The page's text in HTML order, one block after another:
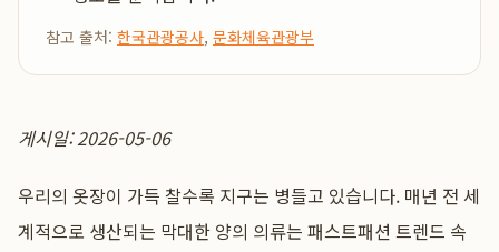
참고 출처: 한국관광공사, 문화체육관광부
게시일: 2026-05-06
우리의 옷장이 가득 찰수록 지구는 병들고 있습니다. 매년 전 세
계적으로 생산되는 막대한 양의 의류는 패스트패션 트렌드 속